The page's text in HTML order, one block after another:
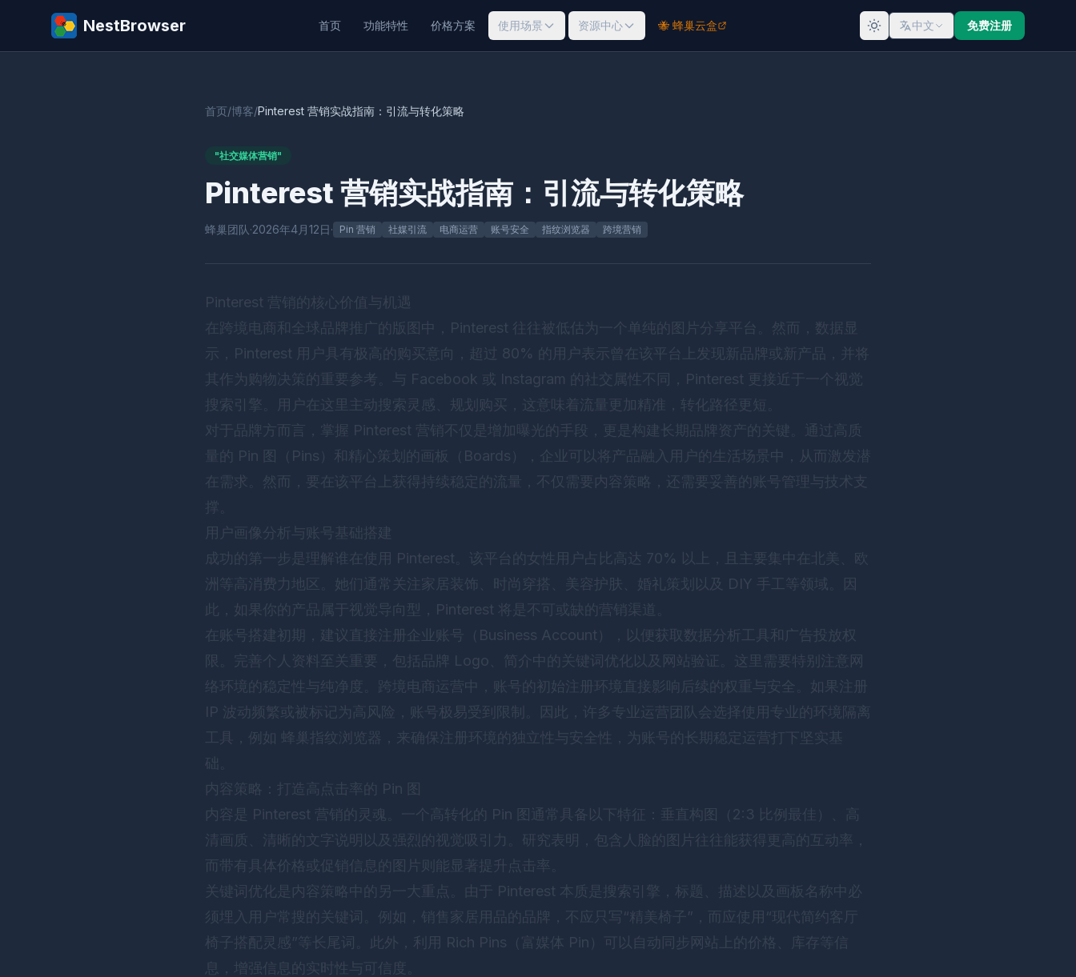
NestBrowser 首页 功能特性 价格方案 使用场景 资源中心 🐝 蜂巢云盒 中文 免费注册
首页/博客/Pinterest 营销实战指南：引流与转化策略
"社交媒体营销"
Pinterest 营销实战指南：引流与转化策略
蜂巢团队·2026年4月12日· Pin 营销 社媒引流 电商运营 账号安全 指纹浏览器 跨境营销
Pinterest 营销的核心价值与机遇
在跨境电商和全球品牌推广的版图中，Pinterest 往往被低估为一个单纯的图片分享平台。然而，数据显
示，Pinterest 用户具有极高的购买意向，超过 80% 的用户表示曾在该平台上发现新品牌或新产品，并将
其作为购物决策的重要参考。与 Facebook 或 Instagram 的社交属性不同，Pinterest 更接近于一个视觉
搜索引擎。用户在这里主动搜索灵感、规划购买，这意味着流量更加精准，转化路径更短。
对于品牌方而言，掌握 Pinterest 营销不仅是增加曝光的手段，更是构建长期品牌资产的关键。通过高质
量的 Pin 图（Pins）和精心策划的画板（Boards），企业可以将产品融入用户的生活场景中，从而激发潜
在需求。然而，要在该平台上获得持续稳定的流量，不仅需要内容策略，还需要妥善的账号管理与技术支
撑。
用户画像分析与账号基础搭建
成功的第一步是理解谁在使用 Pinterest。该平台的女性用户占比高达 70% 以上，且主要集中在北美、欧
洲等高消费力地区。她们通常关注家居装饰、时尚穿搭、美容护肤、婚礼策划以及 DIY 手工等领域。因
此，如果你的产品属于视觉导向型，Pinterest 将是不可或缺的营销渠道。
在账号搭建初期，建议直接注册企业账号（Business Account），以便获取数据分析工具和广告投放权
限。完善个人资料至关重要，包括品牌 Logo、简介中的关键词优化以及网站验证。这里需要特别注意网
络环境的稳定性与纯净度。跨境电商运营中，账号的初始注册环境直接影响后续的权重与安全。如果注册
IP 波动频繁或被标记为高风险，账号极易受到限制。因此，许多专业运营团队会选择使用专业的环境隔离
工具，例如 蜂巢指纹浏览器 ，来确保注册环境的独立性与安全性，为账号的长期稳定运营打下坚实基
础。
内容策略：打造高点击率的 Pin 图
内容是 Pinterest 营销的灵魂。一个高转化的 Pin 图通常具备以下特征：垂直构图（2:3 比例最佳）、高
清画质、清晰的文字说明以及强烈的视觉吸引力。研究表明，包含人脸的图片往往能获得更高的互动率，
而带有具体价格或促销信息的图片则能显著提升点击率。
关键词优化是内容策略中的另一大重点。由于 Pinterest 本质是搜索引擎，标题、描述以及画板名称中必
须埋入用户常搜的关键词。例如，销售家居用品的品牌，不应只写“精美椅子”，而应使用“现代简约客厅
椅子搭配灵感”等长尾词。此外，利用 Rich Pins（富媒体 Pin）可以自动同步网站上的价格、库存等信
息，增强信息的实时性与可信度。